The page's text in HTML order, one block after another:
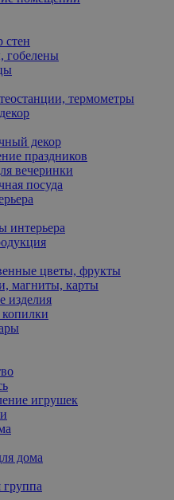
стен
гобелены
термометры
декор
праздников
вечеринки
посуда
интерьера
цветы, фрукты
магниты, карты
изделия
игрушек
дома
группа